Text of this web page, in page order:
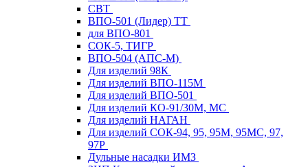
СВТ
ВПО-501 (Лидер) ТТ
для ВПО-801
СОК-5, ТИГР
ВПО-504 (АПС-М)
Для изделий 98К
Для изделий ВПО-115М
Для изделий ВПО-501
Для изделий КО-91/30М, МС
Для изделий НАГАН
Для изделий СОК-94, 95, 95М, 95МС, 97,
97Р
Дульные насадки ИМЗ